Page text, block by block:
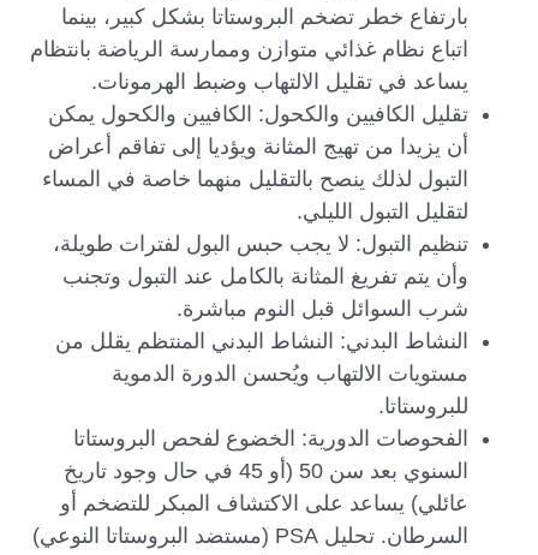
بارتفاع خطر تضخم البروستاتا بشكل كبير، بينما
اتباع نظام غذائي متوازن وممارسة الرياضة بانتظام
يساعد في تقليل الالتهاب وضبط الهرمونات.
تقليل الكافيين والكحول: الكافيين والكحول يمكن
أن يزيدا من تهيج المثانة ويؤديا إلى تفاقم أعراض
التبول لذلك ينصح بالتقليل منهما خاصة في المساء
لتقليل التبول الليلي.
تنظيم التبول: لا يجب حبس البول لفترات طويلة،
وأن يتم تفريغ المثانة بالكامل عند التبول وتجنب
شرب السوائل قبل النوم مباشرة.
النشاط البدني: النشاط البدني المنتظم يقلل من
مستويات الالتهاب ويُحسن الدورة الدموية
للبروستاتا.
الفحوصات الدورية: الخضوع لفحص البروستاتا
السنوي بعد سن 50 (أو 45 في حال وجود تاريخ
عائلي) يساعد على الاكتشاف المبكر للتضخم أو
السرطان. تحليل PSA (مستضد البروستاتا النوعي)